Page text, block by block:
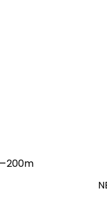
200m